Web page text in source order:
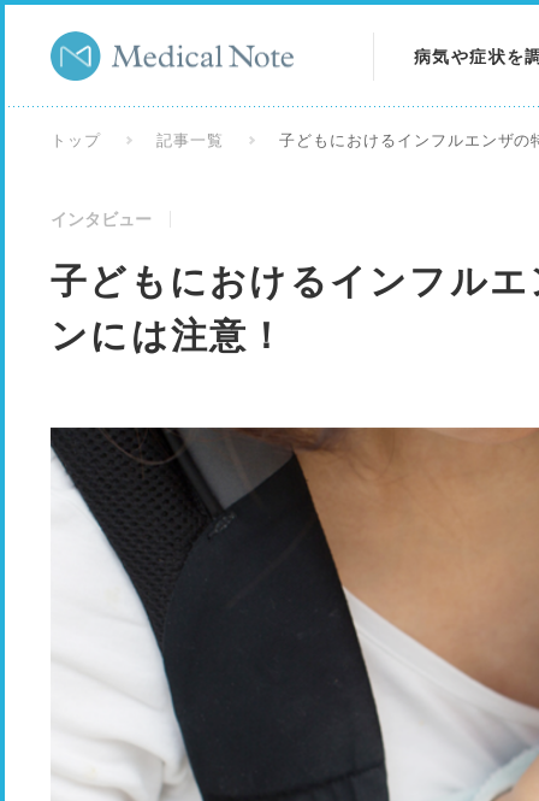
病気や症状を
トップ 記事一覧 子どもにおけるインフルエンザ
インタビュー
子どもにおけるインフル
ンには注意！